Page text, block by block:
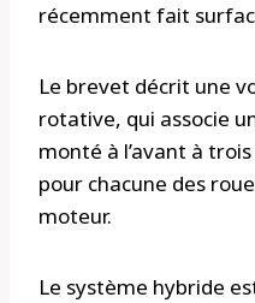
récemment fait
Le brevet décrit une
rotative, qui associe
monté à l’avant à
pour chacune des
moteur.
Le système hybride